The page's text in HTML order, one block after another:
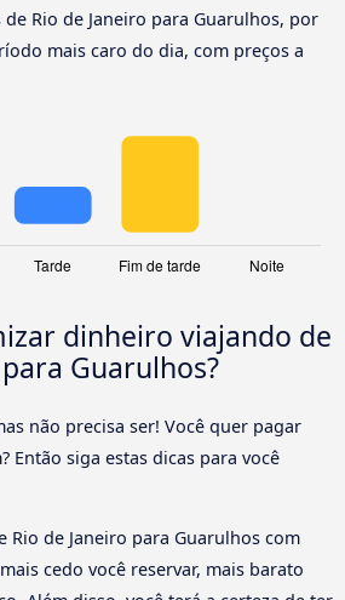
Rio de Janeiro para Guarulhos, por
mais caro do dia, com preços a
dinheiro viajando de
Guarulhos?
não precisa ser! Você quer pagar
Então siga estas dicas para você
Rio de Janeiro para Guarulhos com
cedo você reservar, mais barato